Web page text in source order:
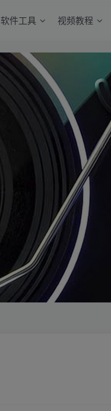
软件工具 视频教程